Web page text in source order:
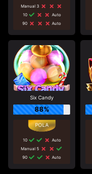
Manual 3
10
Auto
90
Auto
Six Candy
88%
10
Auto
Manual 5
90
Auto